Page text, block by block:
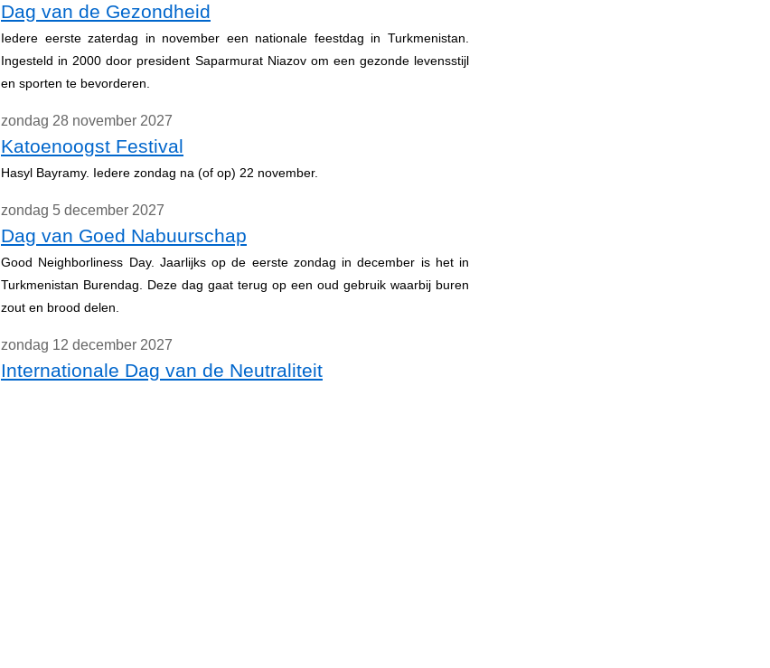
Dag van de Gezondheid
Iedere eerste zaterdag in november een nationale feestdag in Turkmenistan.
Ingesteld in 2000 door president Saparmurat Niazov om een gezonde levensstijl
en sporten te bevorderen.
zondag 28 november 2027
Katoenoogst Festival
Hasyl Bayramy. Iedere zondag na (of op) 22 november.
zondag 5 december 2027
Dag van Goed Nabuurschap
Good Neighborliness Day. Jaarlijks op de eerste zondag in december is het in
Turkmenistan Burendag. Deze dag gaat terug op een oud gebruik waarbij buren
zout en brood delen.
zondag 12 december 2027
Internationale Dag van de Neutraliteit